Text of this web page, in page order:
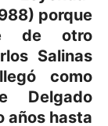
porque
de otro
Salinas
como
Delgado
años hasta